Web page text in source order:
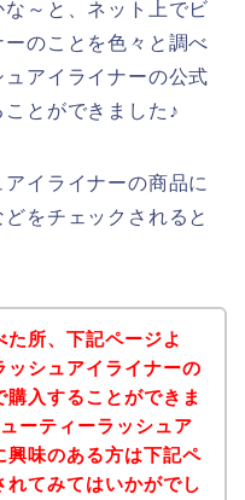
～と、ネット上でビ
のことを色々と調べ
アイライナーの公式
とができました♪
イライナーの商品に
をチェックされると
所、下記ページよ
ッシュアイライナーの
入することができま
ーティーラッシュア
興味のある方は下記ペ
れてみてはいかがでし